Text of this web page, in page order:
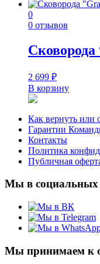
0
0 отзывов
2 699 ₽
В корзину
Как вернуть или
Гарантии
Контакты
Политика
Публичная
Мы в социальных
Мы принимаем к